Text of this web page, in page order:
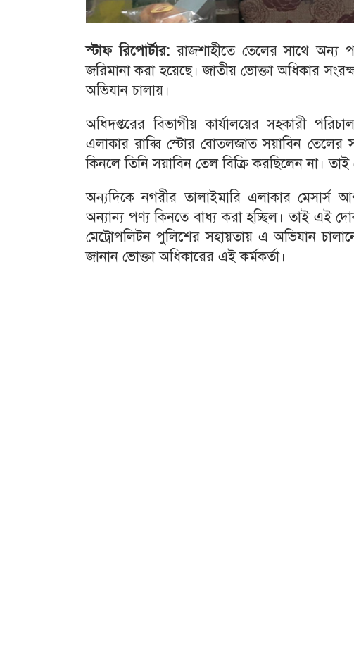
স্টাফ রিপোর্টার:রাজশাহীতে তেলের সাথে অন্য
জরিমানা করা হয়েছে। জাতীয় ভোক্তা অধিকার
অভিযান চালায়।
অধিদপ্তরের বিভাগীয় কার্যালয়ের সহকারী
এলাকার রাব্বি স্টোর বোতলজাত সয়াবিন তেলের
কিনলে তিনি সয়াবিন তেল বিক্রি করছিলেন না।
অন্যদিকে নগরীর তালাইমারি এলাকার
অন্যান্য পণ্য কিনতে বাধ্য করা হচ্ছিল। তাই এই
মেট্রোপলিটন পুলিশের সহায়তায় এ অভিযান
জানান ভোক্তা অধিকারের এই কর্মকর্তা।